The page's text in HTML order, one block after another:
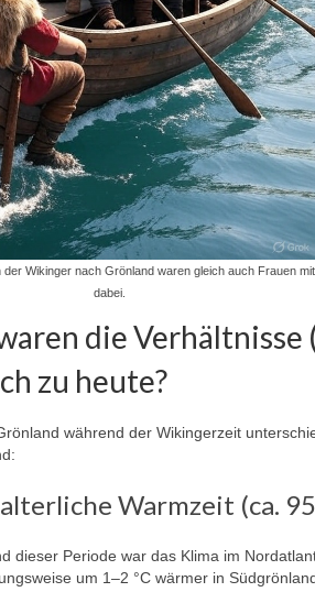
der Wikinger nach Grönland waren gleich auch Frauen mit
dabei.
die
zu heute?
während der Wikingerzeit
Warmzeit (ca.
dieser Periode war das Klima im
um 1–2 °C wärmer in